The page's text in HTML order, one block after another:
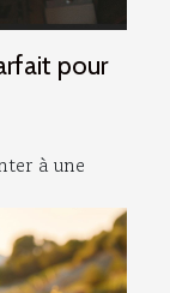
pour
à une